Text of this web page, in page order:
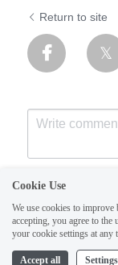
Return to site
Cookie Use
We use cookies to
accepting, you agree to
your cookie settings at any
Accept all Settings